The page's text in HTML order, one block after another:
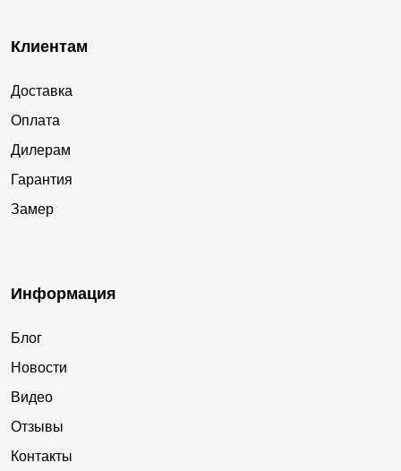
Клиентам
Доставка
Оплата
Дилерам
Гарантия
Замер
Информация
Блог
Новости
Видео
Отзывы
Контакты